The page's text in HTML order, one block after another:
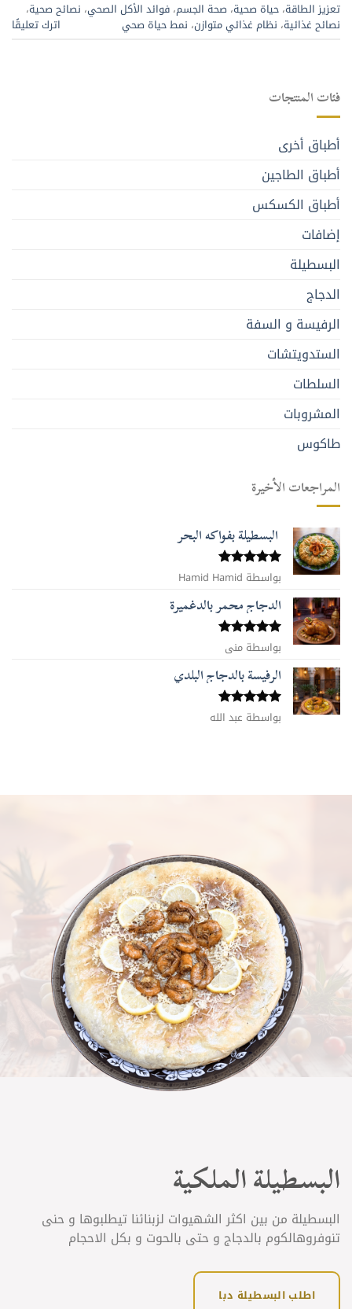
تعزيز الطاقة، حياة صحية، صحة الجسم، فوائد الأكل الصحي، نصائح صحية،
نصائح غذائية، نظام غذائي متوازن، نمط حياة صحي اترك تعليقًا
فئات المنتجات
أطباق أخرى
أطباق الطاجين
أطباق الكسكس
إضافات
البسطيلة
الدجاج
الرفيسة و السفة
الستدويتشات
السلطات
المشروبات
طاكوس
المراجعات الأخيرة
البسطيلة بفواكه البحر
تم التقييم
5من 5
بواسطة Hamid Hamid
الدجاج محمر بالدغميرة
تم التقييم
5من 5
بواسطة منى
الرفيسة بالدجاج البلدي
تم التقييم
5من 5
بواسطة عبد الله
البسطيلة الملكية
البسطيلة من بين اكثر الشهيوات لزبنائنا تيطلبوها و حنى
تنوفروهالكوم بالدجاج و حتى بالحوت و بكل الاحجام
اطلب البسطيلة دبا